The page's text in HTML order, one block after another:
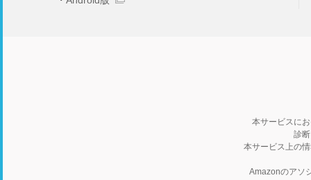
本サービスに
診
本サービス上の
Amazonのアソ